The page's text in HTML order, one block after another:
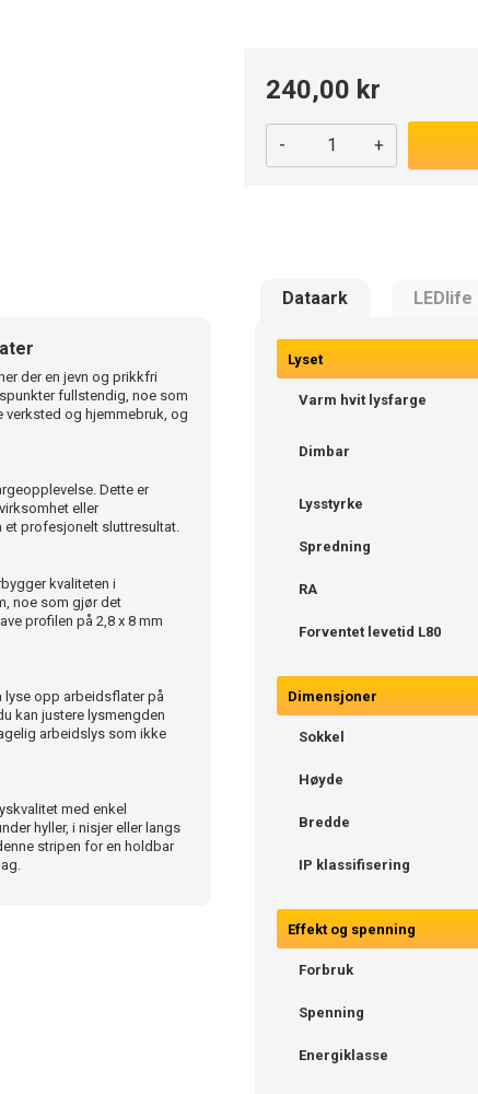
240,00 kr
- +
Dataark LEDlife
der en jevn og prikkfri
fullstendig, noe som
og hjemmebruk, og
Dette er
eller
profesjonelt sluttresultat.
kvaliteten i
noe som gjør det
profilen på 2,8 x 8 mm
lyse opp arbeidsflater på
kan justere lysmengden
arbeidslys som ikke
med enkel
hyller, i nisjer eller langs
stripen for en holdbar
Lyset
Varm hvit lysfarge
Dimbar
Lysstyrke
Spredning
RA
Forventet levetid L80
Dimensjoner
Sokkel
Høyde
Bredde
IP klassifisering
Effekt og spenning
Forbruk
Spenning
Energiklasse